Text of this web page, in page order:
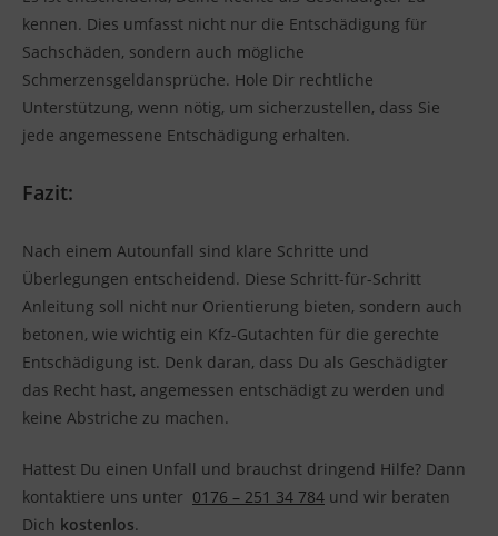
kennen. Dies umfasst nicht nur die Entschädigung für
Sachschäden, sondern auch mögliche
Schmerzensgeldansprüche. Hole Dir rechtliche
Unterstützung, wenn nötig, um sicherzustellen, dass Sie
jede angemessene Entschädigung erhalten.
Fazit:
Nach einem Autounfall sind klare Schritte und
Überlegungen entscheidend. Diese Schritt-für-Schritt
Anleitung soll nicht nur Orientierung bieten, sondern auch
betonen, wie wichtig ein Kfz-Gutachten für die gerechte
Entschädigung ist. Denk daran, dass Du als Geschädigter
das Recht hast, angemessen entschädigt zu werden und
keine Abstriche zu machen.
Hattest Du einen Unfall und brauchst dringend Hilfe? Dann
kontaktiere uns unter 0176 – 251 34 784 und wir beraten
Dich kostenlos.